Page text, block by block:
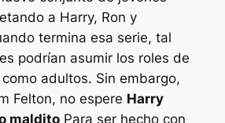
a Harry, Ron y
termina esa serie, tal
podrían asumir los roles de
adultos. Sin embargo,
Felton, no espere Harry
malditoPara ser hecho con